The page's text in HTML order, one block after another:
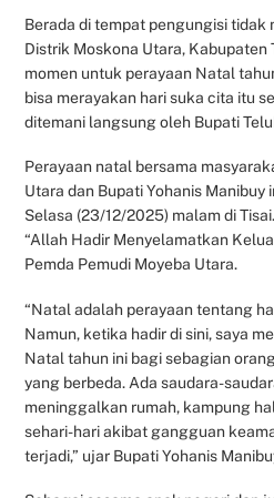
Berada di tempat pengungisi tidak
Distrik Moskona Utara, Kabupaten
momen untuk perayaan Natal
bisa merayakan hari suka cita itu
ditemani langsung oleh Bupati
Perayaan natal bersama
Utara dan Bupati Yohanis Manibuy
Selasa (23/12/2025) malam di
“Allah Hadir Menyelamatkan
Pemda Pemudi Moyeba Utara.
“Natal adalah perayaan tentang
Namun, ketika hadir di sini, saya
Natal tahun ini bagi sebagian
yang berbeda. Ada saudara-
meninggalkan rumah, kampung
sehari-hari akibat gangguan
terjadi,” ujar Bupati Yohanis